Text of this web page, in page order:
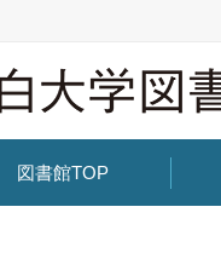
図書館TOP